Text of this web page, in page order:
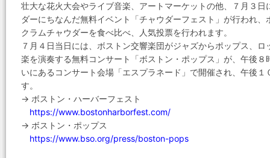
壮大な花火大会やライブ音楽、アートマーケットの他、７月３
ダーにちなんだ無料イベント「チャウダーフェスト」が行われ
クラムチャウダーを食べ比べ、人気投票を行われます。
７月４日当日には、ボストン交響楽団がジャズからポップス、
楽を演奏する無料コンサート「ボストン・ポップス」が、午後
いにあるコンサート会場「エスプラネード」で開催され、午後
す。
→ ボストン・ハーバーフェスト
https://www.bostonharborfest.com/
→ ボストン・ポップス
https://www.bso.org/press/boston-pops